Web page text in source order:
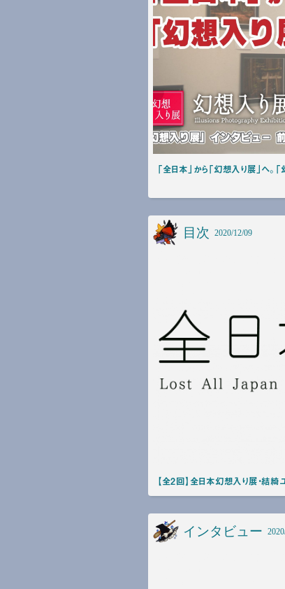
「全日本」から「幻想入り展」へ。
目次 2020/12/09
【全2回】全日本幻想入り展・結綺
インタビュー